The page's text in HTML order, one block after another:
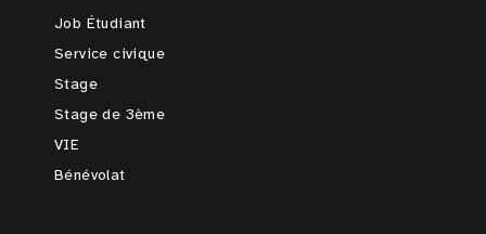
Job Étudiant
Service civique
Stage
Stage de 3ème
VIE
Bénévolat